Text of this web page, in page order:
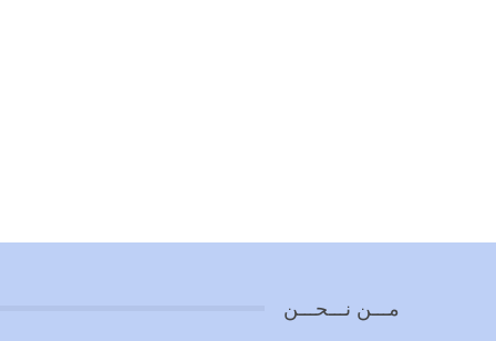
مـــن نـــحـــن